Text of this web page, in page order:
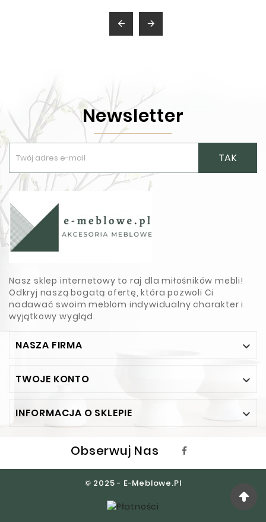
 
Newsletter
TAK
Nasz sklep internetowy to raj dla miłośników mebli!
Odkryj naszą bogatą ofertę, która pozwoli Ci
nadawać swoim meblom indywidualny charakter i
wyjątkowy wygląd.
NASZA FIRMA 
TWOJE KONTO 
INFORMACJA O SKLEPIE 
Obserwuj Nas
© 2025 - E-Meblowe.pl